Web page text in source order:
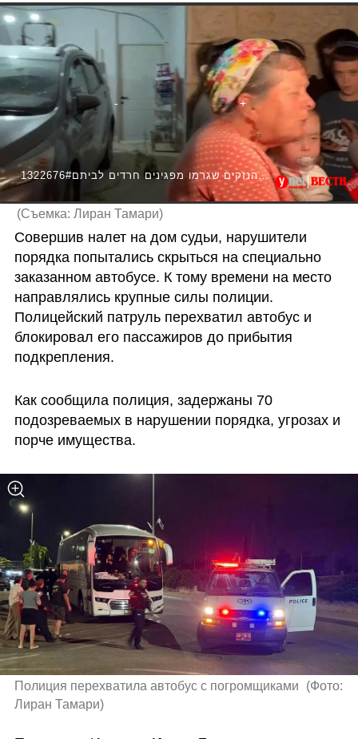
1322676#אשתו של שופט העליון סולברג מגיבה לאחר הנזקים שגרמו מפגינים חרדים לביתם
(Съемка: Лиран Тамари)
Совершив налет на дом судьи, нарушители
порядка попытались скрыться на специально
заказанном автобусе. К тому времени на место
направлялись крупные силы полиции.
Полицейский патруль перехватил автобус и
блокировал его пассажиров до прибытия
подкрепления.
Как сообщила полиция, задержаны 70
подозреваемых в нарушении порядка, угрозах и
порче имущества.
Полиция перехватила автобус с погромщиками (Фото:
Лиран Тамари)